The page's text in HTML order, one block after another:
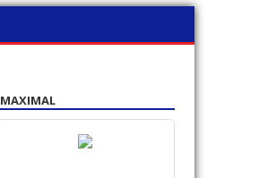
MAXIMAL